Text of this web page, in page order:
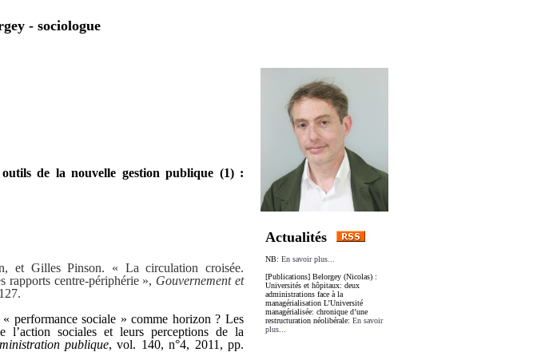
- sociologue
de la nouvelle gestion publique (1) :
, et GillesPinson. « La circulation croisée.
rapports centre-périphérie », Gouvernement et
performance sociale » comme horizon ? Les
l’action sociales et leurs perceptions de la
publique, vol. 140, n°4, 2011, pp.
Actualités
NB: En savoir plus...
[Publications] Belorgey (Nicolas) :
Universités et hôpitaux: deux
administrations face à la
managérialisation L’Université
managérialisée: chronique d’une
restructuration néolibérale: En savoir
plus...